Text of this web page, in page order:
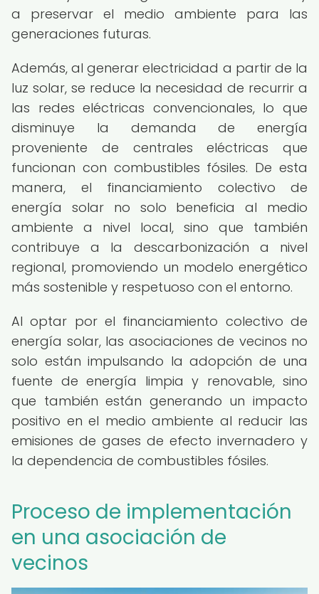
a preservar el medio ambiente para las
generaciones futuras.
Además, al generar electricidad a partir de la
luz solar, se reduce la necesidad de recurrir a
las redes eléctricas convencionales, lo que
disminuye la demanda de energía
proveniente de centrales eléctricas que
funcionan con combustibles fósiles. De esta
manera, el financiamiento colectivo de
energía solar no solo beneficia al medio
ambiente a nivel local, sino que también
contribuye a la descarbonización a nivel
regional, promoviendo un modelo energético
más sostenible y respetuoso con el entorno.
Al optar por el financiamiento colectivo de
energía solar, las asociaciones de vecinos no
solo están impulsando la adopción de una
fuente de energía limpia y renovable, sino
que también están generando un impacto
positivo en el medio ambiente al reducir las
emisiones de gases de efecto invernadero y
la dependencia de combustibles fósiles.
Proceso de implementación
en una asociación de
vecinos